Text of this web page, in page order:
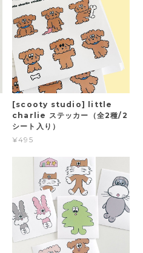
[scooty studio] little
charlie ステッカー（全2種/2
シート入り）
¥495